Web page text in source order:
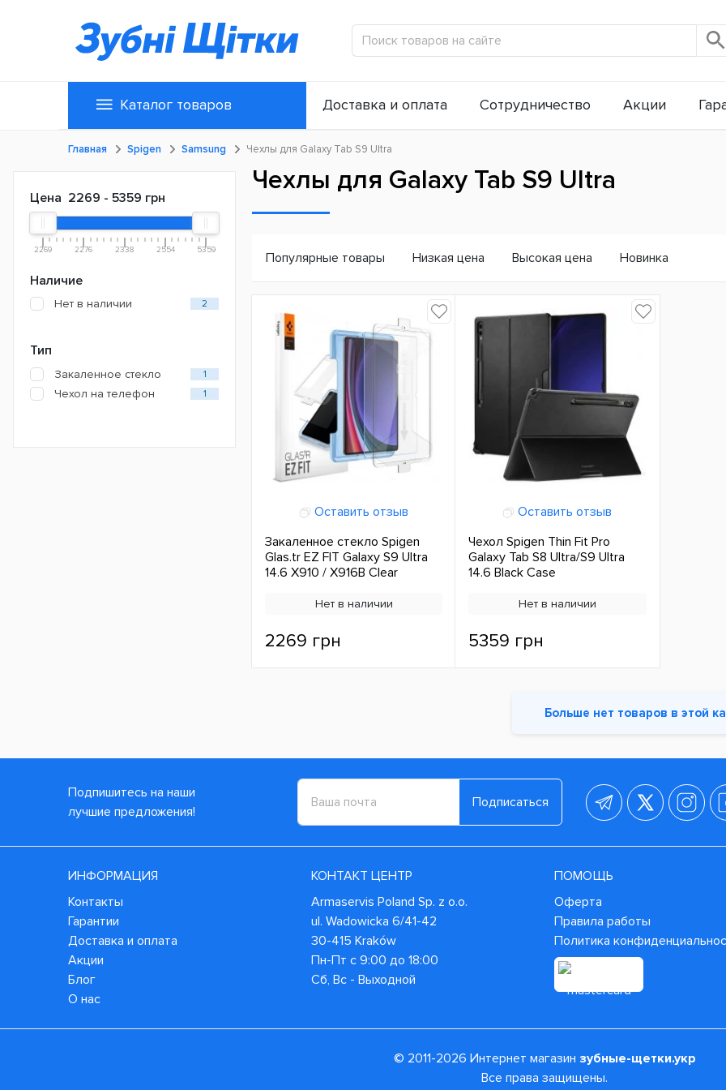
Каталог товаров Доставка и оплата Сотрудничество Акции
Главная Spigen Samsung Чехлы для Galaxy Tab S9 Ultra
Цена 2269 - 5359 грн
2269 2276 2338 2554 5359
Наличие
Нет в наличии 2
Тип
Закаленное стекло 1
Чехол на телефон 1
Чехлы для Galaxy Tab S9 Ultra
Популярные товары Низкая цена Высокая цена Новинка
Оставить отзыв
Закаленное стекло Spigen
Glas.tr EZ FIT Galaxy S9 Ultra
14.6 X910 / X916B Clear
Нет в наличии
2269 грн
Оставить отзыв
Чехол Spigen Thin Fit Pro
Galaxy Tab S8 Ultra/S9 Ultra
14.6 Black Case
Нет в наличии
5359 грн
Больше нет товаров в этой
Подпишитесь на наши
лучшие предложения!
Подписаться
ИНФОРМАЦИЯ
Контакты
Гарантии
Доставка и оплата
Акции
Блог
О нас
КОНТАКТ ЦЕНТР
Armaservis Poland Sp. z o.o.
ul. Wadowicka 6/41-42
30-415 Kraków
Пн-Пт с 9:00 до 18:00
Сб, Вс - Выходной
ПОМОЩЬ
Оферта
Правила работы
Политика
© 2011-2026 Интернет магазин зубные-щетки.укр
Все права защищены.